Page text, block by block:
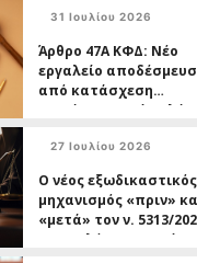
31 Ιουλίου 2026
Άρθρο 47Α ΚΦΔ: Νέο
εργαλείο
από κατάσχεση
ακινήτων χωρίς πλήρη
27 Ιουλίου 2026
Ο νέος εξωδικαστικός
μηχανισμός «πριν»
«μετά» τον ν. 5313/
Ο οφειλέτης ως τρίτος